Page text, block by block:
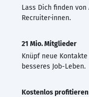
Lass Dich finden
Recruiter·innen.
21 Mio. Mitglieder
Knüpf neue
besseres Job-Leben.
Kostenlos profitieren